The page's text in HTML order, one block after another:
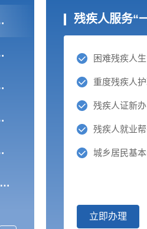
残疾人服务“
困难残疾人
重度残疾人
残疾人就业
城乡居民基
立即办理